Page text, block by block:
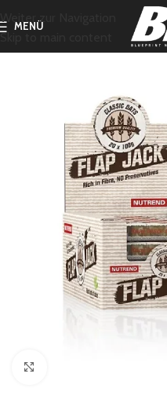
Weiter zur Navigation
Skip to main content
MENÜ